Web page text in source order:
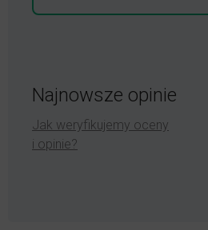
Najnowsze opinie
Jak weryfikujemy oceny
i opinie?